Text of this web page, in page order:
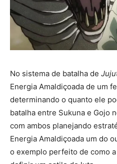
No sistema de batalha de
Energia Amaldiçoada de um
determinando o quanto ele
batalha entre Sukuna e Gojo
com ambos planejando
Energia Amaldiçoada um do
o exemplo perfeito de como